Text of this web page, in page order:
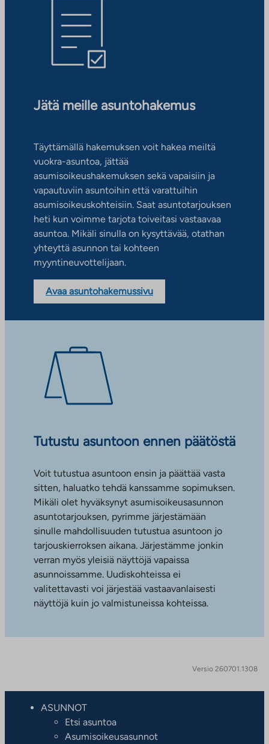
Jätä meille asuntohakemus
Täyttämällä hakemuksen voit hakea meiltä
vuokra-asuntoa, jättää
asumisoikeushakemuksen sekä vapaisiin ja
vapautuviin asuntoihin että varattuihin
asumisoikeuskohteisiin. Saat asuntotarjouksen
heti kun voimme tarjota toiveitasi vastaavaa
asuntoa. Mikäli sinulla on kysyttävää, otathan
yhteyttä asunnon tai kohteen
myyntineuvottelijaan.
Avaa asuntohakemussivu
Tutustu asuntoon ennen päätöstä
Voit tutustua asuntoon ensin ja päättää vasta
sitten, haluatko tehdä kanssamme sopimuksen.
Mikäli olet hyväksynyt asumisoikeusasunnon
asuntotarjouksen, pyrimme järjestämään
sinulle mahdollisuuden tutustua asuntoon jo
tarjouskierroksen aikana. Järjestämme jonkin
verran myös yleisiä näyttöjä vapaissa
asunnoissamme. Uudiskohteissa ei
valitettavasti voi järjestää vastaavanlaisesti
näyttöjä kuin jo valmistuneissa kohteissa.
Versio 260701.1308
ASUNNOT
Etsi asuntoa
Asumisoikeusasunnot